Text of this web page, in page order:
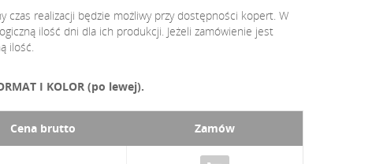
czas realizacji będzie możliwy przy dostępności kopert. W
ilość dni dla ich produkcji. Jeżeli zamówienie jest
ilość.
I KOLOR (po lewej).
Cena brutto Zamów